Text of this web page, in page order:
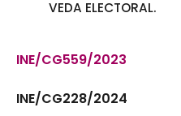
VEDA ELECTORAL.
INE/CG559/2023
INE/CG228/2024